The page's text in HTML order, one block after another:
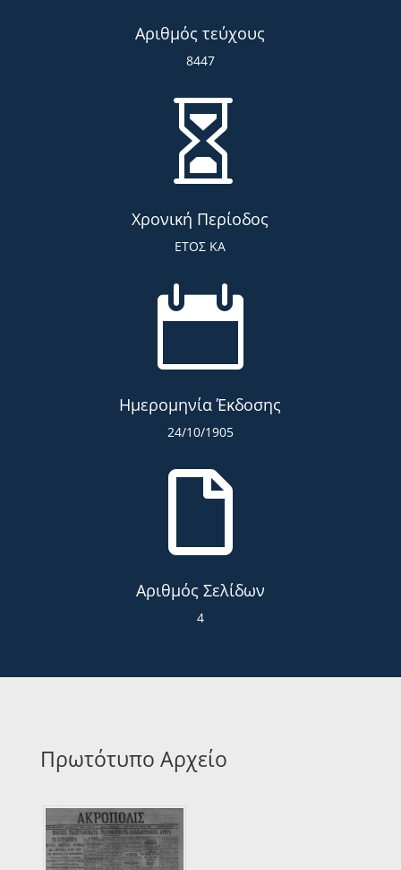
Αριθμός τεύχους
8447

Χρονική Περίοδος
ΕΤΟΣ ΚΑ

Ημερομηνία Έκδοσης
24/10/1905

Αριθμός Σελίδων
4
Πρωτότυπο Αρχείο